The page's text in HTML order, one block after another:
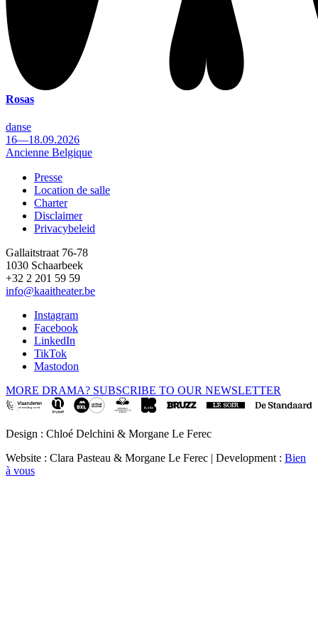
Rosas
danse
16—18.09.2026
Ancienne Belgique
Footer
Presse
Location de salle
Charter
Disclaimer
Privacybeleid
Gallaitstraat 76-78
1030 Schaarbeek
+32 2 201 59 59
info@kaaitheater.be
Instagram
Facebook
LinkedIn
TikTok
Mastodon
MORE DRAMA? SUBSCRIBE TO OUR NEWSLETTER
Design : Chloé Delchini & Morgane Le Ferec
Website : Clara Pasteau & Morgane Le Ferec | Development : Bien
à vous